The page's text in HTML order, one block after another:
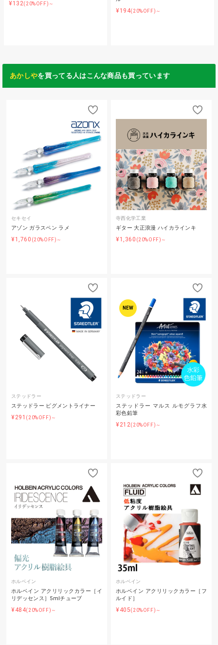
¥132(20%OFF)～
¥194(20%OFF)～
あかしやを買ってる人はこんな商品も買っています
セキセイ
アゾン ガラスペン ラメ
¥1,760 (20%OFF)～
寺西化学工業
ギター 大正浪漫 ハイカラインキ
¥1,360 (20%OFF)～
ステッドラー
ステッドラー ピグメントライナー
¥291 (20%OFF)～
NEW
ステッドラー
ステッドラー マルス ルモグラフ水
彩色鉛筆
¥212(20%OFF)～
ホルベイン
ホルベイン アクリリックカラー［イ
リデッセンス］5mlチューブ
¥484(20%OFF)～
ホルベイン
ホルベイン アクリリックカラー［フ
ルイド］
¥405(20%OFF)～